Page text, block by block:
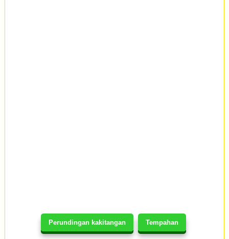
Perundingan kakitangan Tempahan